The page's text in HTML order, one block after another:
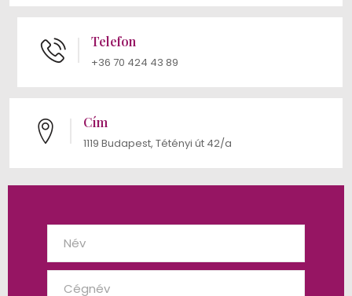
Telefon
+36 70 424 43 89
Cím
1119 Budapest, Tétényi út 42/a